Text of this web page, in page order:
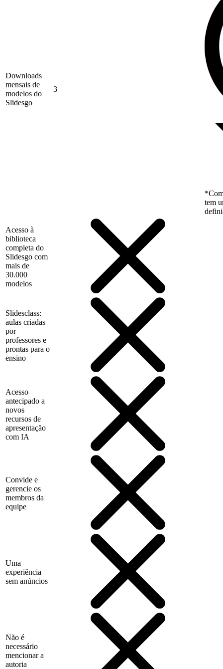
Downloads
mensais de
modelos do
Slidesgo
3
tem
Acesso à
biblioteca
completa do
Slidesgo com
mais de
30.000
modelos
Slidesclass:
aulas criadas
por
professores e
prontas para o
ensino
Acesso
antecipado a
novos
recursos de
apresentação
com IA
Convide e
gerencie os
membros da
equipe
Uma
experiência
sem anúncios
Não é
necessário
mencionar a
autoria